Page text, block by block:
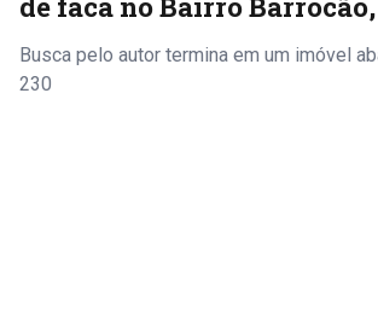
Busca pelo autor termina em um imóvel
230